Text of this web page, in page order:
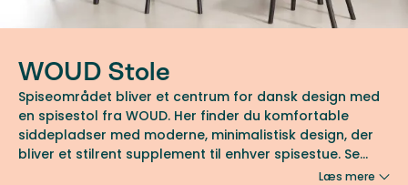
WOUD Stole
Spiseområdet bliver et centrum for dansk design med
en spisestol fra WOUD. Her finder du komfortable
siddepladser med moderne, minimalistisk design, der
bliver et stilrent supplement til enhver spisestue. Se
sortimentet fra WOUD hos os på Tibergs Møbler.Læs mere